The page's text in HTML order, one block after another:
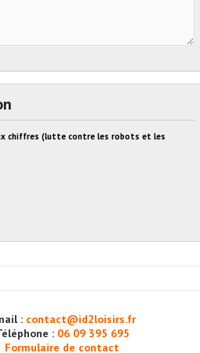
chiffres (lutte contre les robots et les
: contact@id2loisirs.fr
: 06 09 395 695
Formulaire de contact